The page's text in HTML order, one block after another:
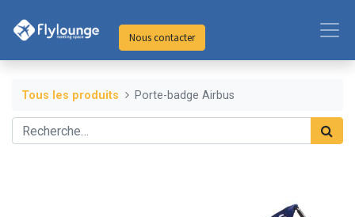
Nous contacter
Tous les produits Porte-badge Airbus